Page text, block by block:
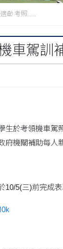
齡考照....
車駕訓
生於考領機車駕
府機關補助每人
10/5(三)前完成